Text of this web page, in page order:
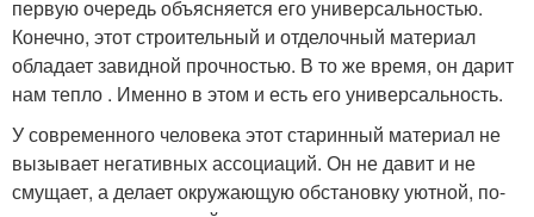
первую очередь объясняется его универсальностью.
Конечно, этот строительный и отделочный материал
обладает завидной прочностью. В то же время, он дарит
нам тепло . Именно в этом и есть его универсальность.
У современного человека этот старинный материал не
вызывает негативных ассоциаций. Он не давит и не
смущает, а делает окружающую обстановку уютной, по-